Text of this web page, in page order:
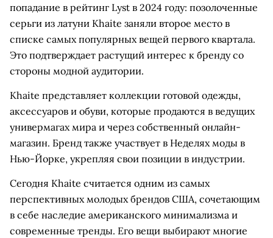
попадание в рейтинг Lyst в 2024 году: позолоченные
серьги из латуни Khaite заняли второе место в
списке самых популярных вещей первого квартала.
Это подтверждает растущий интерес к бренду со
стороны модной аудитории.
Khaite представляет коллекции готовой одежды,
аксессуаров и обуви, которые продаются в ведущих
универмагах мира и через собственный онлайн-
магазин. Бренд также участвует в Неделях моды в
Нью-Йорке, укрепляя свои позиции в индустрии.
Сегодня Khaite считается одним из самых
перспективных молодых брендов США, сочетающим
в себе наследие американского минимализма и
современные тренды. Его вещи выбирают многие